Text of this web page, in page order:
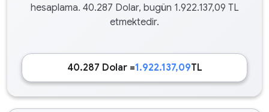
hesaplama. 40.287 Dolar, bugün 1.922.137,09 TL
etmektedir.
40.287 Dolar =1.922.137,09TL